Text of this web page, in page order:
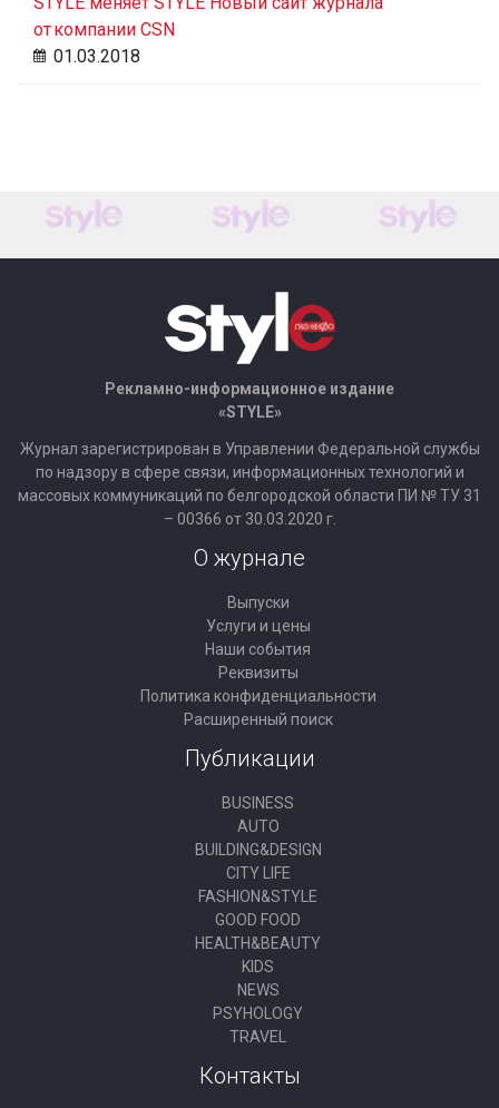
от компании CSN
01.03.2018
Рекламно-информационное издание
«STYLE»
Журнал зарегистрирован в Управлении Федеральной службы
по надзору в сфере связи, информационных технологий и
массовых коммуникаций по белгородской области ПИ № ТУ 31
– 00366 от 30.03.2020 г.
О журнале
Выпуски
Услуги и цены
Наши события
Реквизиты
Политика конфиденциальности
Расширенный поиск
Публикации
BUSINESS
AUTO
BUILDING&DESIGN
CITY LIFE
FASHION&STYLE
GOOD FOOD
HEALTH&BEAUTY
KIDS
NEWS
PSYHOLOGY
TRAVEL
Контакты